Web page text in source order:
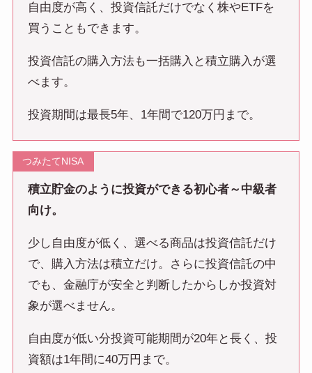
自由度が高く、投資信託だけでなく株やETFを
買うこともできます。
投資信託の購入方法も一括購入と積立購入が選
べます。
投資期間は最長5年、1年間で120万円まで。
つみたてNISA
積立貯金のように投資ができる初心者～中級者
向け。
少し自由度が低く、選べる商品は投資信託だけ
で、購入方法は積立だけ。さらに投資信託の中
でも、金融庁が安全と判断したからしか投資対
象が選べません。
自由度が低い分投資可能期間が20年と長く、投
資額は1年間に40万円まで。